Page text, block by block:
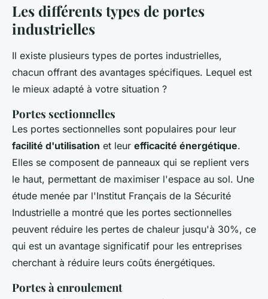
Les différents types de portes
industrielles
Il existe plusieurs types de portes industrielles,
chacun offrant des avantages spécifiques. Lequel est
le mieux adapté à votre situation ?
Portes sectionnelles
Les portes sectionnelles sont populaires pour leur
facilité d'utilisation et leur efficacité énergétique.
Elles se composent de panneaux qui se replient vers
le haut, permettant de maximiser l'espace au sol. Une
étude menée par l'Institut Français de la Sécurité
Industrielle a montré que les portes sectionnelles
peuvent réduire les pertes de chaleur jusqu'à 30%, ce
qui est un avantage significatif pour les entreprises
cherchant à réduire leurs coûts énergétiques.
Portes à enroulement